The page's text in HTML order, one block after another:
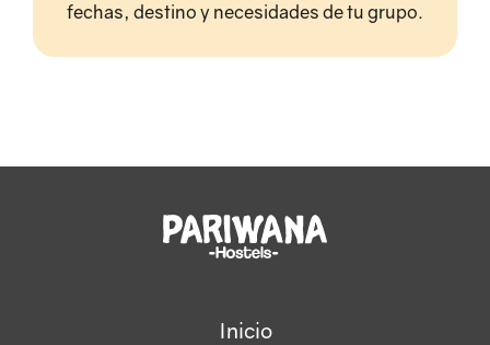
fechas, destino y necesidades de tu grupo.
Inicio